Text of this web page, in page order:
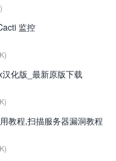
监控
化版_最新原版下载
教程,扫描服务器漏洞教程